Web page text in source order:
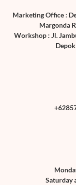
Marketing Office :
Margonda
Workshop : Jl.
Saturday